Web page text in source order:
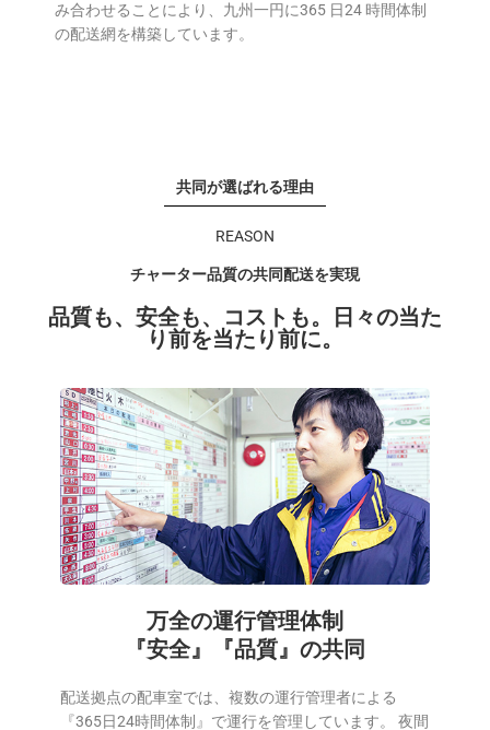
み合わせることにより、九州⼀円に365 ⽇24 時間体制
の配送網を構築しています。
共同が選ばれる理由
REASON
チャーター品質の共同配送を実現
品質も、安全も、コストも。日々の当た
り前を当たり前に。
万全の運行管理体制
『安全』『品質』の共同
配送拠点の配車室では、複数の運行管理者による
『365日24時間体制』で運行を管理しています。 夜間